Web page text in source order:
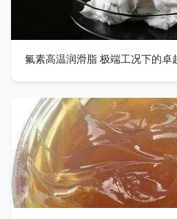
氟素高温润滑脂 极端工况下的卓